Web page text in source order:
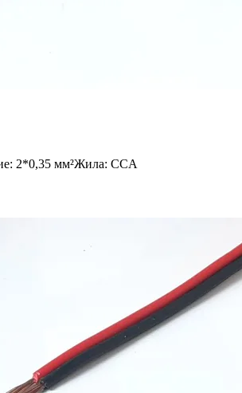
2*0,35 мм²Жила: CCA